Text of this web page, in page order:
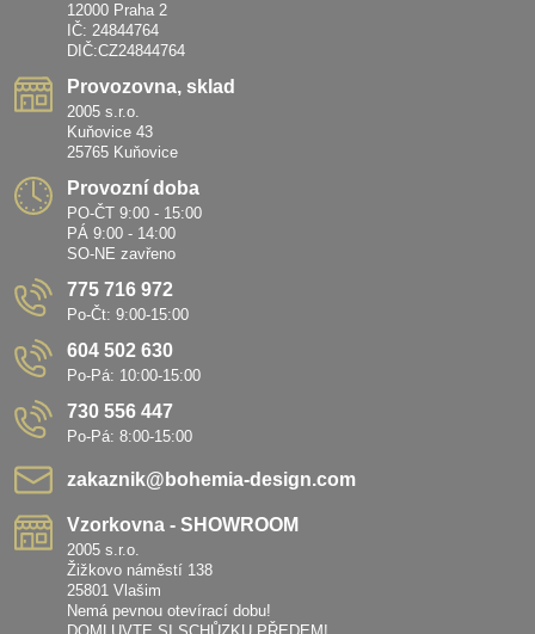
12000 Praha 2
IČ: 24844764
DIČ:CZ24844764
Provozovna, sklad
2005 s.r.o.
Kuňovice 43
25765 Kuňovice
Provozní doba
PO-ČT 9:00 - 15:00
PÁ 9:00 - 14:00
SO-NE zavřeno
775 716 972
Po-Čt: 9:00-15:00
604 502 630
Po-Pá: 10:00-15:00
730 556 447
Po-Pá: 8:00-15:00
zakaznik​@bohemia-design​.com
Vzorkovna - SHOWROOM
2005 s.r.o.
Žižkovo náměstí 138
25801 Vlašim
Nemá pevnou otevírací dobu!